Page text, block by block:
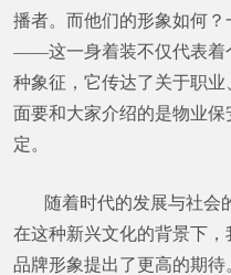
播者。而他们的形象如何
——这一身着装不仅代表着
种象征，它传达了关于职
面要和大家介绍的是物业
定。
随着时代的发展与社会
在这种新兴文化的背景下
品牌形象提出了更高的期